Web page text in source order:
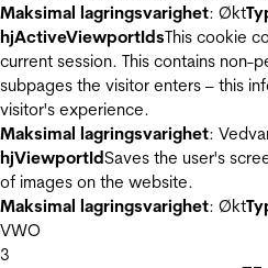
Maksimal lagringsvarighet: Økt
hjActiveViewportIdsThis cookie
current session. This contains non-
subpages the visitor enters – this
visitor's experience.
Maksimal lagringsvarighet:
hjViewportIdSaves the user's
of images on the website.
Maksimal lagringsvarighet: Økt
VWO
3